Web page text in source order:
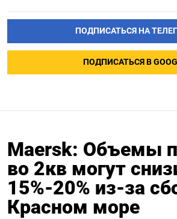
ПОДПИСАТЬСЯ НА
ПОДПИСАТЬСЯ В
Maersk: Объемы
во 2кв могут
15%-20% из-за
Красном море